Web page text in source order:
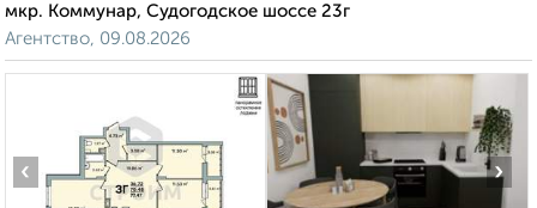
мкр. Коммунар, Судогодское шоссе 23г
Агентство, 09.08.2026
‹ ›